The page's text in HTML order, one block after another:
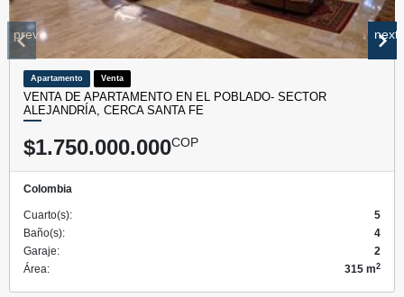
Apartamento Venta
VENTA DE APARTAMENTO EN EL POBLADO- SECTOR
ALEJANDRÍA, CERCA SANTA FE
$1.750.000.000COP
Colombia
Cuarto(s):
5
Baño(s):
4
Garaje:
2
Área:
315 m2
prev next